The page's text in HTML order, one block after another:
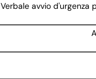
Verbale avvio d'urgenza